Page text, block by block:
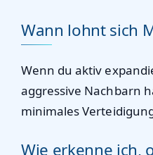
Wann lohnt sich
Wenn du aktiv
aggressive Nachbarn
minimales
Wie erkenne ich,